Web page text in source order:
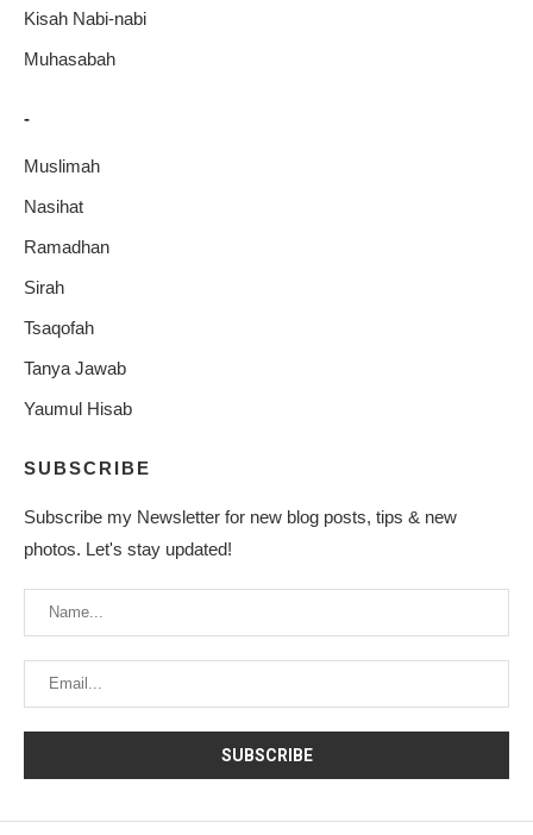
Kisah Nabi-nabi
Muhasabah
-
Muslimah
Nasihat
Ramadhan
Sirah
Tsaqofah
Tanya Jawab
Yaumul Hisab
SUBSCRIBE
Subscribe my Newsletter for new blog posts, tips & new
photos. Let's stay updated!